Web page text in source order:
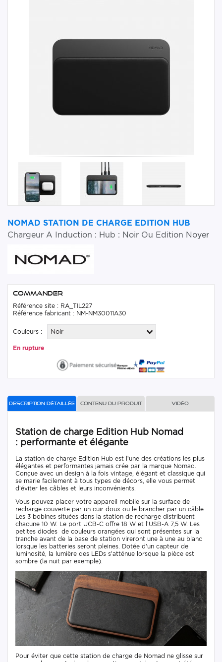
NOMAD STATION DE CHARGE EDITION HUB
Chargeur A Induction : Hub : Noir Ou Edition Noyer
Commander
Référence site : RA_TIL227
Référence fabricant : NM-NM30011A30
Couleurs : Noir
En rupture
Description détaillée Contenu du produit Vidéo
Station de charge Edition Hub Nomad
: performante et élégante
La station de charge Edition Hub est l’une des créations les plus
élégantes et performantes jamais crée par la marque Nomad.
Conçue avec un design à la fois vintage, élégant et classique qui
se marie facilement à tous types de décors, elle vous permet
d’éviter les câbles et leurs inconvénients.
Vous pouvez placer votre appareil mobile sur la surface de
recharge couverte par un cuir doux ou le brancher par un câble.
Les 3 bobines situées dans la station de recharge distribuent
chacune 10 W. Le port UCB-C offre 18 W et l’USB-A 7,5 W. Les
petites diodes de couleurs orangées qui sont présentes sur la
tranche avant de la base de station vireront une à une au blanc
lorsque les batteries seront pleines. Dotée d’un capteur de
luminosité, la lumière des LEDs s’atténue lorsque la pièce est
sombre (la nuit par exemple).
Pour éviter que cette station de charge de Nomad ne glisse sur